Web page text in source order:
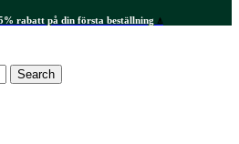
rabatt på din första beställning ⍋
Search